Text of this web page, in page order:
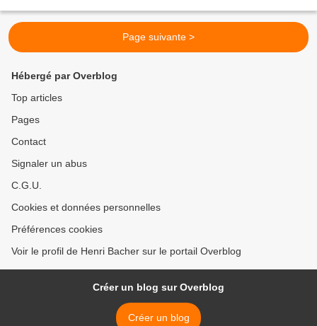
Page suivante >
Hébergé par Overblog
Top articles
Pages
Contact
Signaler un abus
C.G.U.
Cookies et données personnelles
Préférences cookies
Voir le profil de Henri Bacher sur le portail Overblog
Créer un blog sur Overblog
Créer un blog